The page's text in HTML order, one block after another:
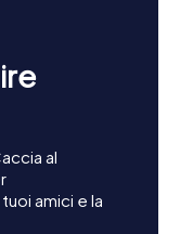
al
amici e la